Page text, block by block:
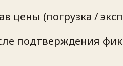
цены (погрузка /
подтверждения